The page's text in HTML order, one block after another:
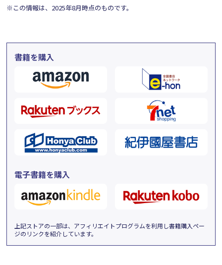
※この情報は、2025年8月時点のものです。
書籍を購入
電子書籍を購入
上記ストアの一部は、アフィリエイトプログラムを利用し書籍購入ペー
ジのリンクを紹介しています。